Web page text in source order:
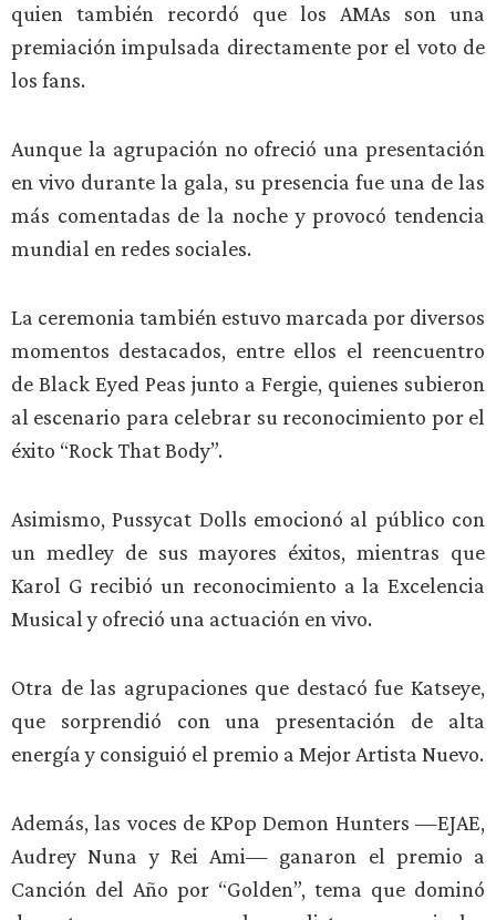
quien también recordó que los AMAs son una
premiación impulsada directamente por el voto de
los fans.
Aunque la agrupación no ofreció una presentación
en vivo durante la gala, su presencia fue una de las
más comentadas de la noche y provocó tendencia
mundial en redes sociales.
La ceremonia también estuvo marcada por diversos
momentos destacados, entre ellos el reencuentro
de Black Eyed Peas junto a Fergie, quienes subieron
al escenario para celebrar su reconocimiento por el
éxito “Rock That Body”.
Asimismo, Pussycat Dolls emocionó al público con
un medley de sus mayores éxitos, mientras que
Karol G recibió un reconocimiento a la Excelencia
Musical y ofreció una actuación en vivo.
Otra de las agrupaciones que destacó fue Katseye,
que sorprendió con una presentación de alta
energía y consiguió el premio a Mejor Artista Nuevo.
Además, las voces de KPop Demon Hunters —EJAE,
Audrey Nuna y Rei Ami— ganaron el premio a
Canción del Año por “Golden”, tema que dominó